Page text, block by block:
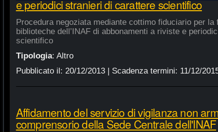
e periodici stranieri di carattere scientifico
Procedura negoziata mediante cottimo fiduciario per la
biblioteche dell’INAF di abbonamenti a riviste e
scientifico
Tipologia: Altro
Pubblicato il: 20/12/2013| Scadenza termini: 11/12/
Affidamento del servizio di vigilanza non
comprensorio della Sede Centrale dell'INAF